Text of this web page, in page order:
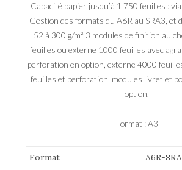
Capacité papier jusqu’à 1 750 feuilles :
Gestion des formats du A6R au SRA3, et
52 à 300 g/m² 3 modules de finition au
feuilles ou externe 1000 feuilles avec
perforation en option, externe 4000
feuilles et perforation, modules livret et
option.
Format : A3
Format
A6R-